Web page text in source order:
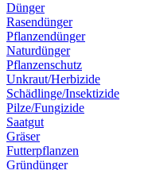
Dünger
Rasendünger
Pflanzendünger
Naturdünger
Pflanzenschutz
Unkraut/Herbizide
Schädlinge/Insektizide
Pilze/Fungizide
Saatgut
Gräser
Futterpflanzen
Gründünger